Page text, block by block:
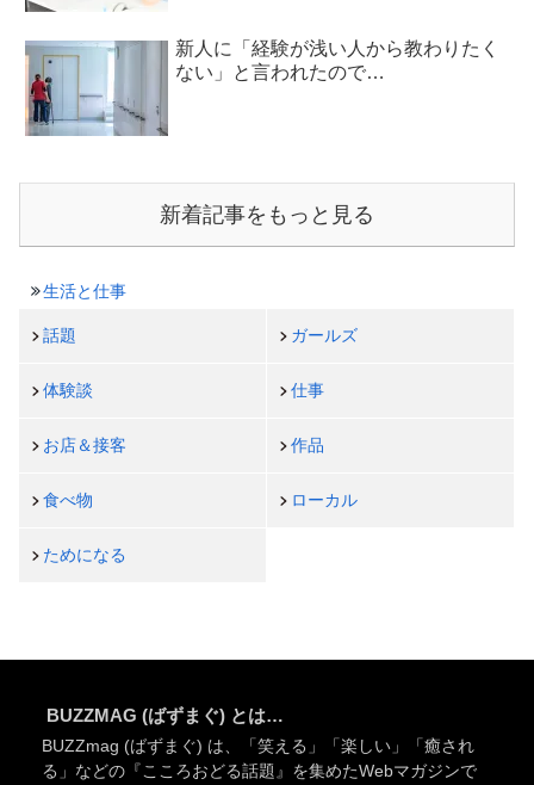
新人に「経験が浅い人から教わりたく
ない」と言われたので…
新着記事をもっと見る
生活と仕事
話題 ガールズ
体験談 仕事
お店＆接客 作品
食べ物 ローカル
ためになる
BUZZMAG (ばずまぐ) とは…
BUZZmag (ばずまぐ) は、「笑える」「楽しい」「癒され
る」などの『こころおどる話題』を集めたWebマガジンで